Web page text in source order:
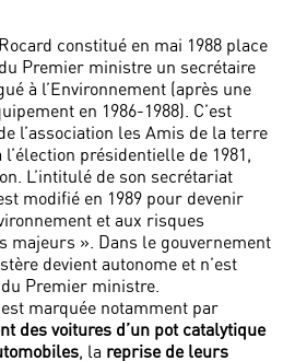
constitué en mai 1988 place
Premier ministre un secrétaire
à l’Environnement (après une
en 1986-1988). C’est
l’association les Amis de la terre
présidentielle de 1981,
L’intitulé de son secrétariat
modifié en 1989 pour devenir
et aux risques
majeurs ». Dans le gouvernement
devient autonome et n’est
Premier ministre.
marquée notamment par
des voitures d’un pot catalytique
, la reprise de leurs